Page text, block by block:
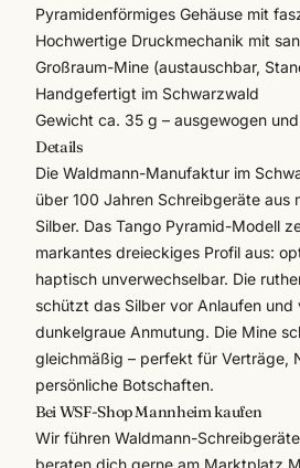
Pyramidenförmiges Gehäuse mit
Hochwertige Druckmechanik mit
Großraum-Mine (austauschbar,
Handgefertigt im Schwarzwald
Gewicht ca. 35 g – ausgewogen
Details
Die Waldmann-Manufaktur im
über 100 Jahren Schreibgeräte aus
Silber. Das Tango Pyramid-Modell
markantes dreieckiges Profil aus:
haptisch unverwechselbar. Die
schützt das Silber vor Anlaufen und
dunkelgraue Anmutung. Die Mine
gleichmäßig – perfekt für Verträge,
persönliche Botschaften.
Bei WSF-Shop Mannheim kaufen
Wir führen Waldmann-
beraten dich gerne am Marktplatz